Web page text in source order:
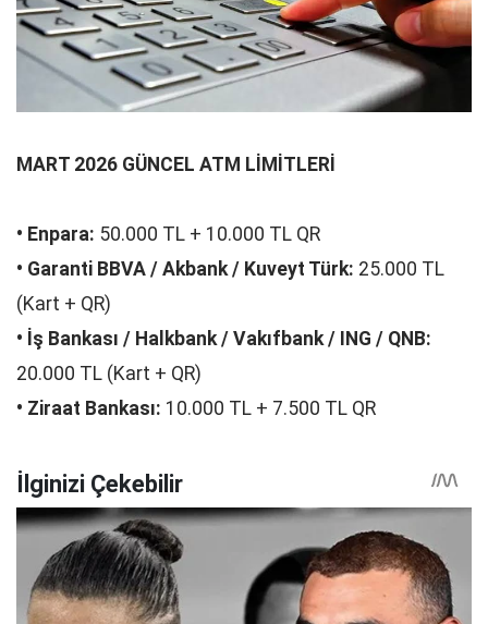
MART 2026 GÜNCEL ATM LİMİTLERİ
• Enpara: 50.000 TL + 10.000 TL QR
• Garanti BBVA / Akbank / Kuveyt Türk: 25.000 TL
(Kart + QR)
• İş Bankası / Halkbank / Vakıfbank / ING / QNB:
20.000 TL (Kart + QR)
• Ziraat Bankası: 10.000 TL + 7.500 TL QR